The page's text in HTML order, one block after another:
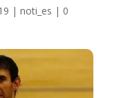
| noti_es | 0